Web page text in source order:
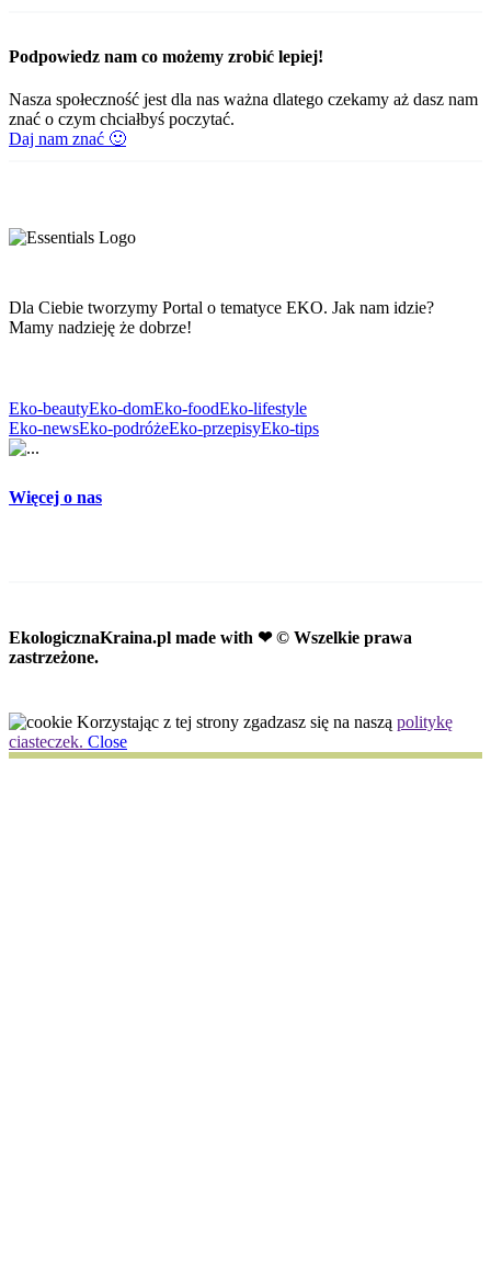
Podpowiedz nam co możemy zrobić lepiej!
Nasza społeczność jest dla nas ważna dlatego czekamy aż dasz nam
znać o czym chciałbyś poczytać.
Daj nam znać 🙂
Dla Ciebie tworzymy Portal o tematyce EKO. Jak nam idzie?
Mamy nadzieję że dobrze!
Eko-beautyEko-domEko-foodEko-lifestyle
Eko-newsEko-podróżeEko-przepisyEko-tips
Więcej o nas
EkologicznaKraina.pl made with ❤ © Wszelkie prawa
zastrzeżone.
Korzystając z tej strony zgadzasz się na naszą politykę
ciasteczek. Close